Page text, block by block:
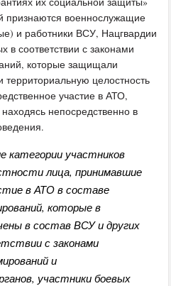
признаются военнослужащие
и работники ВСУ, Нацгвардии
в соответствии с законами
которые защищали
территориальную целостность
участие в АТО,
непосредственно в
категории участников
лица, принимавшие
в АТО в составе
которые в
в состав ВСУ и других
с законами
и
участники боевых